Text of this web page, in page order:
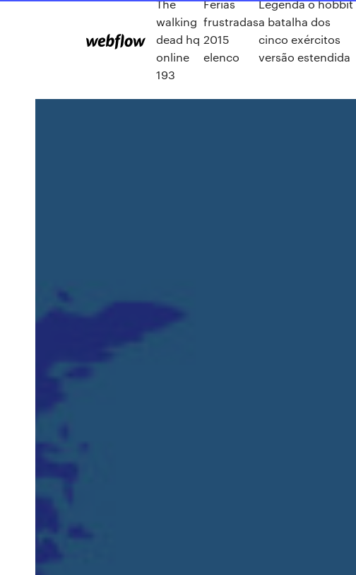
The
walking
dead hq
online
193
Ferias
frustradas
2015
elenco
Legenda o hobbit
a batalha dos
cinco exércitos
versão estendida